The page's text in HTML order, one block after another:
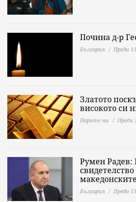
Почина д-р
България Преди
Златото
високото си
Парите ни Преди
Румен Радев:
България Преди